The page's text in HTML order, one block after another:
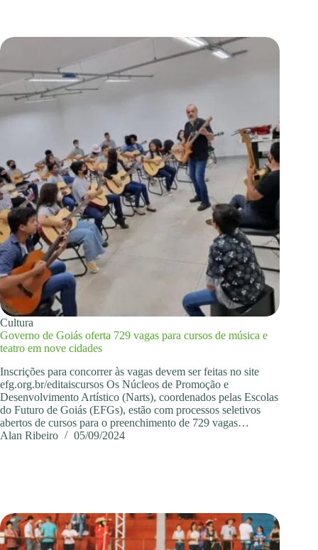
Cultura
Governo de Goiás oferta 729 vagas para cursos de música e
teatro em nove cidades
Inscrições para concorrer às vagas devem ser feitas no site
efg.org.br/editaiscursos Os Núcleos de Promoção e
Desenvolvimento Artístico (Narts), coordenados pelas Escolas
do Futuro de Goiás (EFGs), estão com processos seletivos
abertos de cursos para o preenchimento de 729 vagas…
Alan Ribeiro
05/09/2024